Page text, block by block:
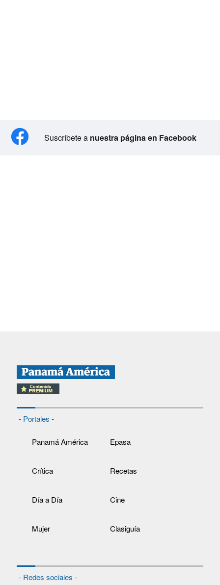
Suscríbete a nuestra página en Facebook
- Portales -
Panamá América Epasa
Crítica Recetas
Día a Día Cine
Mujer Clasiguía
- Redes sociales -